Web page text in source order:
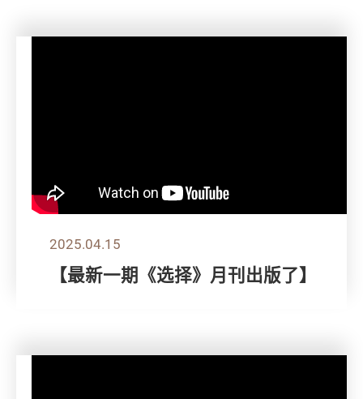
2025.04.15
【最新一期《选择》月刊出版了】